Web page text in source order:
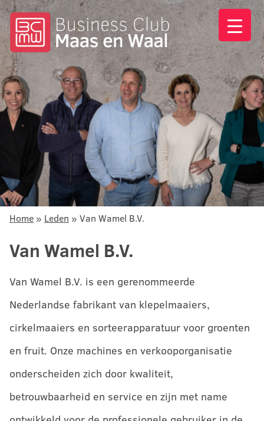
Home » Leden » Van Wamel B.V.
Van Wamel B.V.
Van Wamel B.V. is een gerenommeerde
Nederlandse fabrikant van klepelmaaiers,
cirkelmaaiers en sorteerapparatuur voor groenten
en fruit. Onze machines en verkooporganisatie
onderscheiden zich door kwaliteit,
betrouwbaarheid en service en zijn met name